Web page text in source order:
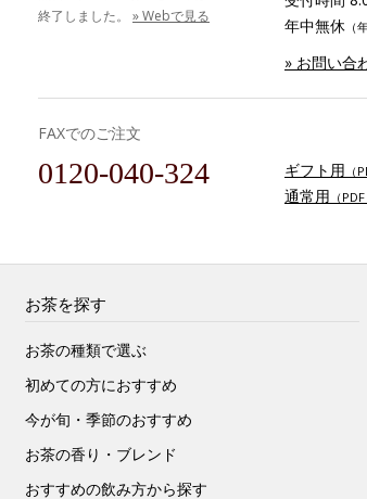
終了しました。 » Webで見る
年中無休 （
» お問い合
FAXでのご注文
0120-040-324 ギフト用 （
通常用 （
お茶を探す
お茶の種類で選ぶ
初めての方におすすめ
今が旬・季節のおすすめ
お茶の香り・ブレンド
おすすめの飲み方から探す